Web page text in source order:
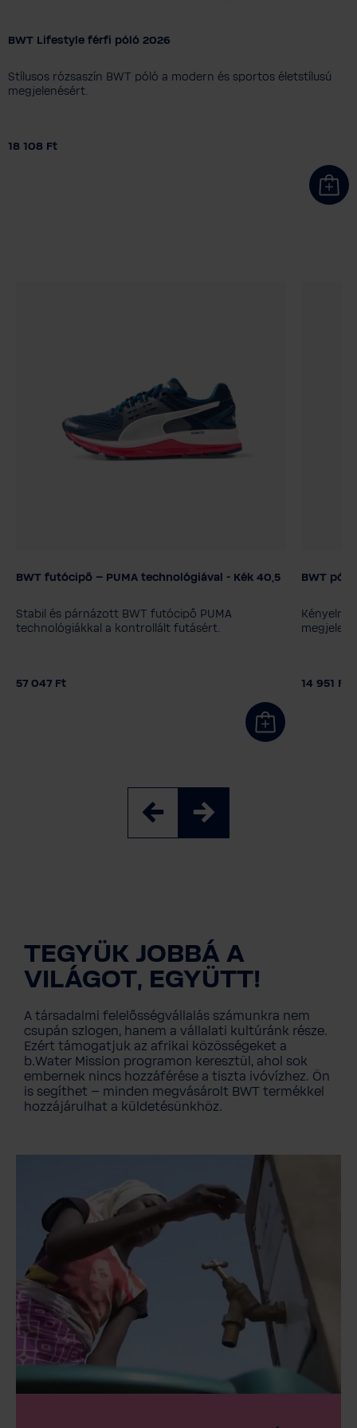
Férfi méret
Színválaszték
BWT Lifestyle férfi póló 2026
Stílusos rózsaszín BWT póló a modern és sportos életstílusú
megjelenésért.
18 108 Ft
Színválaszték
Cipőméretek
BWT futócipő – PUMA technológiával - Kék 40,5
Stabil és párnázott BWT futócipő PUMA
technológiákkal a kontrollált futásért.
57 047 Ft
Női
BWT
14 951 Ft
TEGYÜK JOBBÁ A
VILÁGOT, EGYÜTT!
A társadalmi felelősségvállalás számunkra nem
csupán szlogen, hanem a vállalati kultúránk része.
Ezért támogatjuk az afrikai közösségeket a
b.Water Mission programon keresztül, ahol sok
embernek nincs hozzáférése a tiszta ivóvízhez. Ön
is segíthet – minden megvásárolt BWT termékkel
hozzájárulhat a küldetésünkhöz.